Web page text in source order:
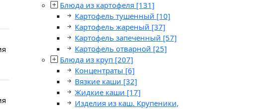
Блюда из картофеля [131]
Картофель тушенный [10]
Картофель жареный [37]
Картофель запеченный [57]
Картофель отварной [25]
Блюда из круп [207]
Концентраты [6]
Вязкие каши [32]
Жидкие каши [17]
Изделия из каш. Крупеники,